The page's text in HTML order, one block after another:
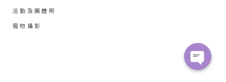
活動及團體照
寵物攝影